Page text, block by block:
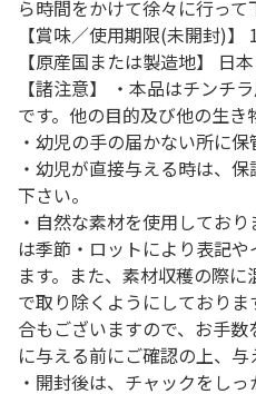
ら時間をかけて徐々に行って
【賞味／使用期限(未開封)】
【原産国または製造地】 日本
【諸注意】 ・本品はチンチ
です。他の目的及び他の生き
・幼児の手の届かない所に保
・幼児が直接与える時は、
下さい。
・自然な素材を使用してお
は季節・ロットにより表記
ます。また、素材収穫の際
で取り除くようにしており
合もございますので、お手
に与える前にご確認の上、与
・開封後は、チャックをし